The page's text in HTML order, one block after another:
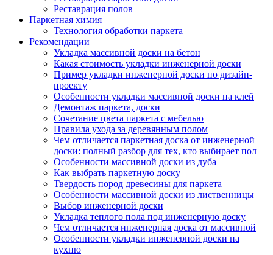
Реставрация полов
Паркетная химия
Технология обработки паркета
Рекомендации
Укладка массивной доски на бетон
Какая стоимость укладки инженерной доски
Пример укладки инженерной доски по дизайн-
проекту
Особенности укладки массивной доски на клей
Демонтаж паркета, доски
Сочетание цвета паркета с мебелью
Правила ухода за деревянным полом
Чем отличается паркетная доска от инженерной
доски: полный разбор для тех, кто выбирает пол
Особенности массивной доски из дуба
Как выбрать паркетную доску
Твердость пород древесины для паркета
Особенности массивной доски из лиственницы
Выбор инженерной доски
Укладка теплого пола под инженерную доску
Чем отличается инженерная доска от массивной
Особенности укладки инженерной доски на
кухню